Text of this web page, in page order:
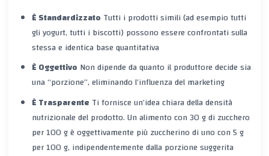
È Standardizzato Tutti i prodotti simili (ad esempio tutti
gli yogurt, tutti i biscotti) possono essere confrontati sulla
stessa e identica base quantitativa
È Oggettivo Non dipende da quanto il produttore decide sia
una “porzione”, eliminando l’influenza del marketing
È Trasparente Ti fornisce un’idea chiara della densità
nutrizionale del prodotto. Un alimento con 30 g di zucchero
per 100 g è oggettivamente più zuccherino di uno con 5 g
per 100 g, indipendentemente dalla porzione suggerita